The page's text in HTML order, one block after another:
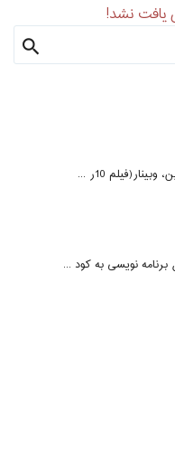
یافت نشد!
10ر ...
نویسی به کود ...